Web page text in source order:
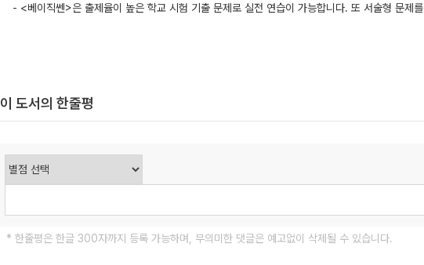
- <베이직쎈>은 출제율이 높은 학교 시험 기출 문제로 실전 연습이 가능합니다. 또 서술형 문제
이 도서의 한줄평
* 한줄평은 한글 300자까지 등록 가능하며, 무의미한 댓글은 예고없이 삭제될 수 있습니다.